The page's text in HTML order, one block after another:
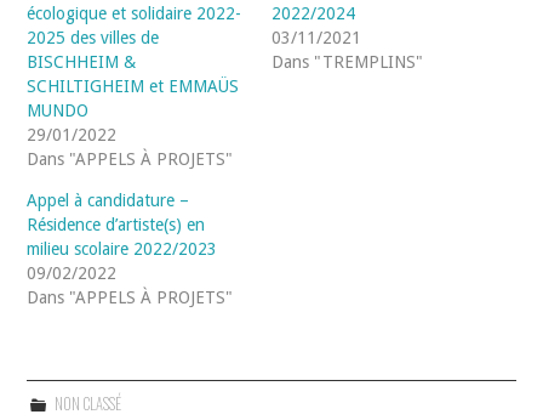
écologique et solidaire 2022-
2025 des villes de
BISCHHEIM &
SCHILTIGHEIM et EMMAÜS
MUNDO
29/01/2022
Dans "APPELS À PROJETS"
2022/2024
03/11/2021
Dans "TREMPLINS"
Appel à candidature –
Résidence d’artiste(s) en
milieu scolaire 2022/2023
09/02/2022
Dans "APPELS À PROJETS"
NON CLASSÉ